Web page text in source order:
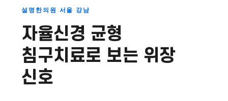
설명한의원 서울 강남
자율신경 균형
침구치료로 보는 위장
신호